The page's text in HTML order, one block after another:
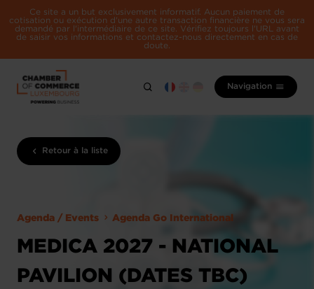
Ce site a un but exclusivement informatif. Aucun paiement de
cotisation ou exécution d'une autre transaction financière ne vous sera
demandé par l'intermédiaire de ce site. Vérifiez toujours l'URL avant
de saisir vos informations et contactez-nous directement en cas de
doute.
Navigation
Retour à la liste
Agenda / Events Agenda Go International
MEDICA 2027 - NATIONAL
PAVILION (DATES TBC)